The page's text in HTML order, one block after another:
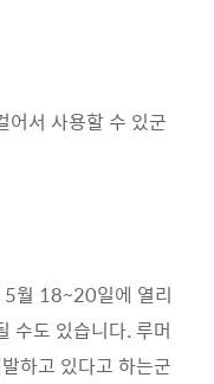
서 사용할 수 있군
월 18~20일에 열리
수도 있습니다. 루머
하고 있다고 하는군